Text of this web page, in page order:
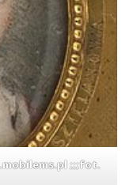
;;;fot.